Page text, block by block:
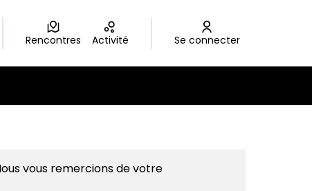
Rencontres Activité Se connecter
vous remercions de votre